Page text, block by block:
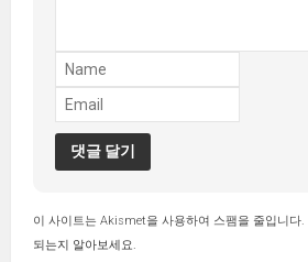
이 사이트는 Akismet을 사용하여 스팸을 줄입니다.
되는지 알아보세요.